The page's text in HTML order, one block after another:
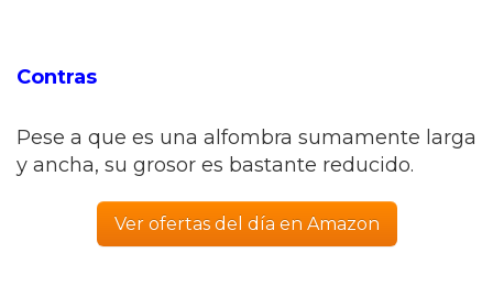
Contras
Pese a que es una alfombra sumamente larga
y ancha, su grosor es bastante reducido.
Ver ofertas del día en Amazon